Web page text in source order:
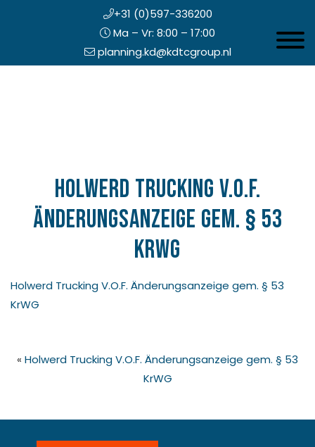
+31 (0)597-336200
Ma – Vr: 8:00 – 17:00
planning.kd@kdtcgroup.nl
Holwerd Trucking V.O.F.
Änderungsanzeige gem. § 53
KrWG
Holwerd Trucking V.O.F. Änderungsanzeige gem. § 53
KrWG
« Holwerd Trucking V.O.F. Änderungsanzeige gem. § 53
KrWG